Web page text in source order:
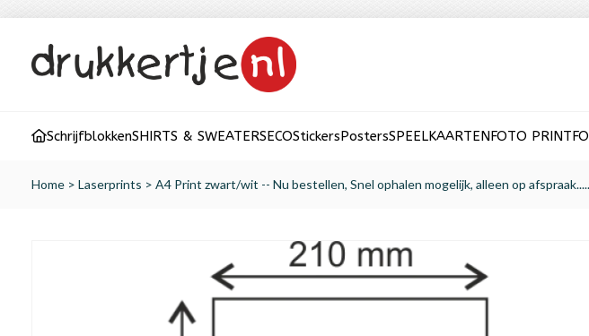
SchrijfblokkenSHIRTS & SWEATERSECOStickersPostersSPEELKAARTENFOTO PRINT
Home > Laserprints > A4 Print zwart/wit -- Nu bestellen, Snel ophalen mogelijk, alleen op